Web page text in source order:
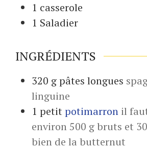
1 casserole
1 Saladier
INGRÉDIENTS
320 gpâtes longues
linguine
1 petitpotimarron il
environ 500 g bruts et
bien de la butternut